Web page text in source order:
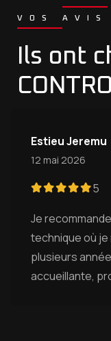
VOS AVIS
Ils ont
Estieu Jeremu
12 mai 2026
5
Je
technique où
plusieurs
accueillante,